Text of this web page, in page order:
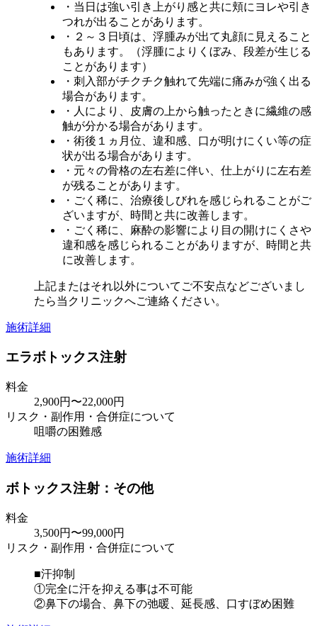
・当日は強い引き上がり感と共に頬にヨレや引き
つれが出ることがあります。
・２～３日頃は、浮腫みが出て丸顔に見えること
もあります。（浮腫によりくぼみ、段差が生じる
ことがあります）
・刺入部がチクチク触れて先端に痛みが強く出る
場合があります。
・人により、皮膚の上から触ったときに繊維の感
触が分かる場合があります。
・術後１ヵ月位、違和感、口が明けにくい等の症
状が出る場合があります。
・元々の骨格の左右差に伴い、仕上がりに左右差
が残ることがあります。
・ごく稀に、治療後しびれを感じられることがご
ざいますが、時間と共に改善します。
・ごく稀に、麻酔の影響により目の開けにくさや
違和感を感じられることがありますが、時間と共
に改善します。
上記またはそれ以外についてご不安点などございまし
たら当クリニックへご連絡ください。
施術詳細
エラボトックス注射
料金
2,900円〜22,000円
リスク・副作用・合併症について
咀嚼の困難感
施術詳細
ボトックス注射：その他
料金
3,500円〜99,000円
リスク・副作用・合併症について
■汗抑制
①完全に汗を抑える事は不可能
②鼻下の場合、鼻下の弛暖、延長感、口すぼめ困難